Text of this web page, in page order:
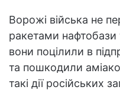
Ворожі війська не
ракетами
вони поцілили в
та пошкодили
такі дії російських